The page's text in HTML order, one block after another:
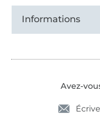
Informations
Avez-